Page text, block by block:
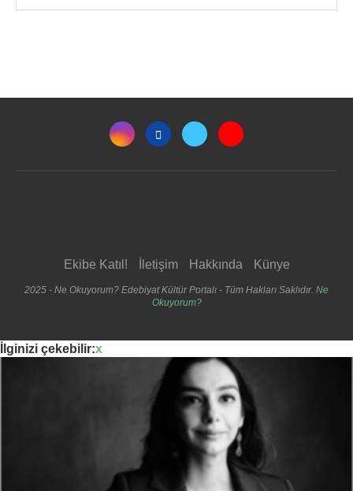
Ekibe Katıl! İletişim Hakkında Künye
2025 - Ne Okuyorum? Edebiyat Kültür Portalı - Tüm Hakları Saklıdır. Ne
Okuyorum?
İlginizi çekebilir:x